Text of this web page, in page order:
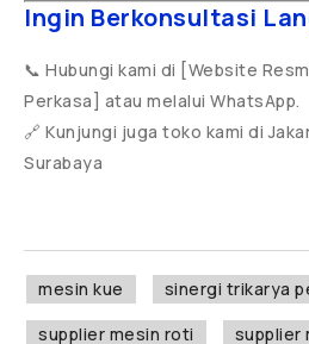
Ingin Berkonsultasi
📞 Hubungi kami di [Website
Perkasa] atau melalui WhatsApp.
🔗 Kunjungi juga toko kami di
Surabaya
mesin kue sinergi trikarya
supplier mesin roti
supplier